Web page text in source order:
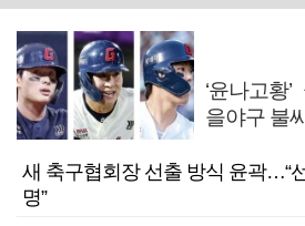
‘윤나고황
을야구 불
새 축구협회장 선출 방식 윤곽…“
명”